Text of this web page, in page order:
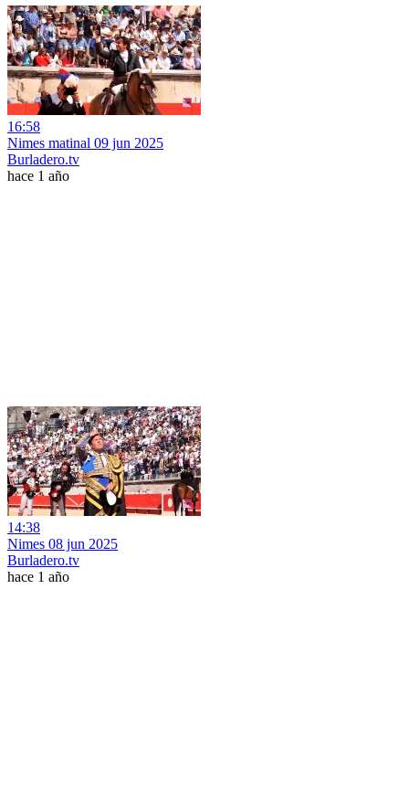
16:58
Nimes matinal 09 jun 2025
Burladero.tv
hace 1 año
14:38
Nimes 08 jun 2025
Burladero.tv
hace 1 año